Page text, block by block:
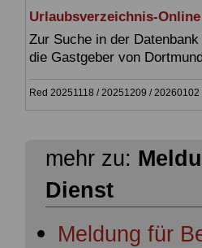
Urlaubsverzeichnis-Online
Zur Suche in der
die Gastgeber von
Red 20251118 / 20251209 /
mehr zu:
Dienst
Meldung für